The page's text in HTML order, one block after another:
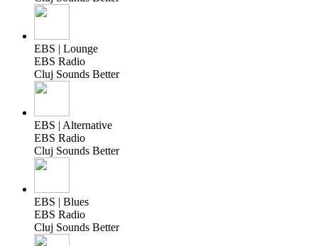
EBS | Lounge
EBS Radio
Cluj Sounds Better
EBS | Alternative
EBS Radio
Cluj Sounds Better
EBS | Blues
EBS Radio
Cluj Sounds Better